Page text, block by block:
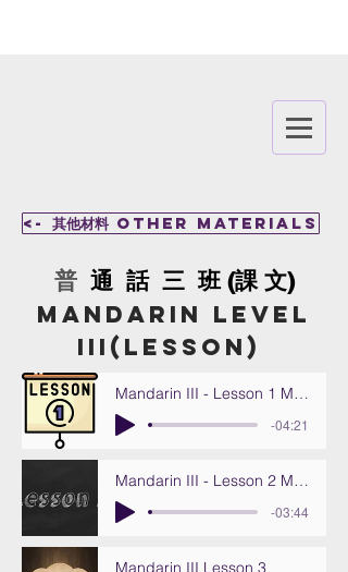
<- 其他材料 Other Materials
​普通 話 三 班(課 文)
MANDARIN Level
III(Lesson)
Mandarin III - Lesson 1 My Family
-04:21
Mandarin III - Lesson 2 My House
-03:44
Mandarin III Lesson 3